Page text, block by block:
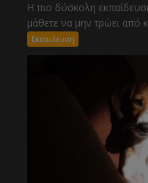
Η πιο δύσκολη
μάθετε να μην τρώει από
Εκπαιδευση